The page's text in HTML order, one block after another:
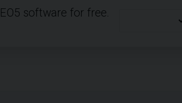
software for free.